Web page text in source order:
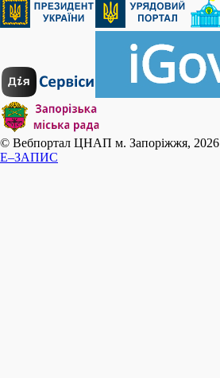
© Вебпортал ЦНАП м. Запоріжжя, 2026
E–ЗАПИС